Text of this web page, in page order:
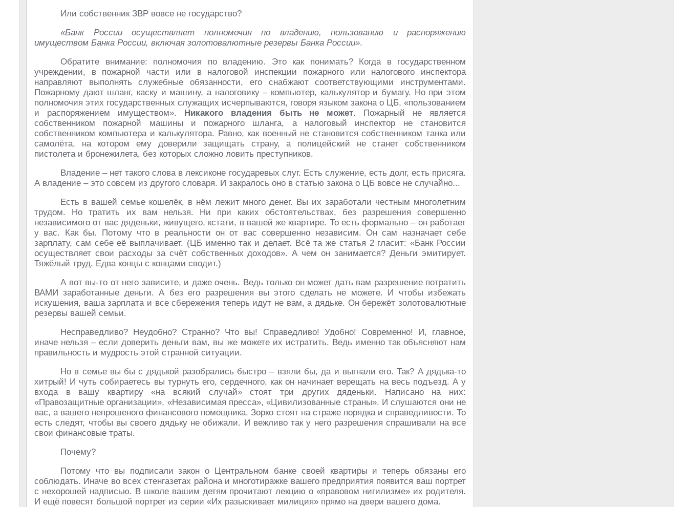
Или собственник ЗВР вовсе не государство?
«Банк России осуществляет полномочия по владению, пользованию и распоряжению
имуществом Банка России, включая золотовалютные резервы Банка России».
Обратите внимание: полномочия по владению. Это как понимать? Когда в государственном
учреждении, в пожарной части или в налоговой инспекции пожарного или налогового инспектора
направляют выполнять служебные обязанности, его снабжают соответствующими инструментами.
Пожарному дают шланг, каску и машину, а налоговику – компьютер, калькулятор и бумагу. Но при этом
полномочия этих государственных служащих исчерпываются, говоря языком закона о ЦБ, «пользованием
и распоряжением имуществом». Никакого владения быть не может. Пожарный не является
собственником пожарной машины и пожарного шланга, а налоговый инспектор не становится
собственником компьютера и калькулятора. Равно, как военный не становится собственником танка или
самолёта, на котором ему доверили защищать страну, а полицейский не станет собственником
пистолета и бронежилета, без которых сложно ловить преступников.
Владение – нет такого слова в лексиконе государевых слуг. Есть служение, есть долг, есть присяга.
А владение – это совсем из другого словаря. И закралось оно в статью закона о ЦБ вовсе не случайно...
Есть в вашей семье кошелёк, в нём лежит много денег. Вы их заработали честным многолетним
трудом. Но тратить их вам нельзя. Ни при каких обстоятельствах, без разрешения совершенно
независимого от вас дяденьки, живущего, кстати, в вашей же квартире. То есть формально – он работает
у вас. Как бы. Потому что в реальности он от вас совершенно независим. Он сам назначает себе
зарплату, сам себе её выплачивает. (ЦБ именно так и делает. Всё та же статья 2 гласит: «Банк России
осуществляет свои расходы за счёт собственных доходов». А чем он занимается? Деньги эмитирует.
Тяжёлый труд. Едва концы с концами сводит.)
А вот вы-то от него зависите, и даже очень. Ведь только он может дать вам разрешение потратить
ВАМИ заработанные деньги. А без его разрешения вы этого сделать не можете. И чтобы избежать
искушения, ваша зарплата и все сбережения теперь идут не вам, а дядьке. Он бережёт золотовалютные
резервы вашей семьи.
Несправедливо? Неудобно? Странно? Что вы! Справедливо! Удобно! Современно! И, главное,
иначе нельзя – если доверить деньги вам, вы же можете их истратить. Ведь именно так объясняют нам
правильность и мудрость этой странной ситуации.
Но в семье вы бы с дядькой разобрались быстро – взяли бы, да и выгнали его. Так? А дядька-то
хитрый! И чуть собираетесь вы турнуть его, сердечного, как он начинает верещать на весь подъезд. А у
входа в вашу квартиру «на всякий случай» стоят три других дяденьки. Написано на них:
«Правозащитные организации», «Независимая пресса», «Цивилизованные страны». И слушаются они не
вас, а вашего непрошеного финансового помощника. Зорко стоят на страже порядка и справедливости. То
есть следят, чтобы вы своего дядьку не обижали. И вежливо так у него разрешения спрашивали на все
свои финансовые траты.
Почему?
Потому что вы подписали закон о Центральном банке своей квартиры и теперь обязаны его
соблюдать. Иначе во всех стенгазетах района и многотиражке вашего предприятия появится ваш портрет
с нехорошей надписью. В школе вашим детям прочитают лекцию о «правовом нигилизме» их родителя.
И ещё повесят большой портрет из серии «Их разыскивает милиция» прямо на двери вашего дома.